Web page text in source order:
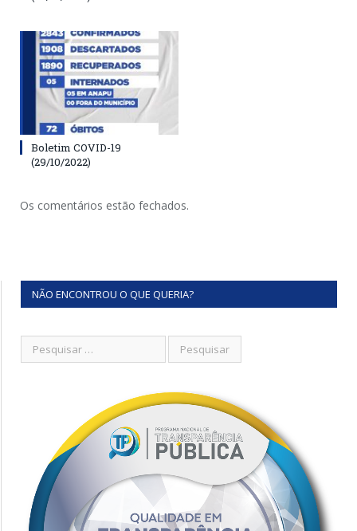
Boletim COVID-19
(29/10/2022)
Os comentários estão fechados.
NÃO ENCONTROU O QUE QUERIA?